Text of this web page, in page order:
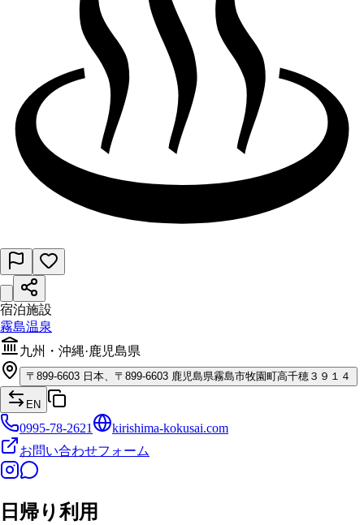
宿泊施設
霧島温泉
九州・沖縄·鹿児島県
〒 899-6603 日本、〒899-6603 鹿児島県霧島市牧園町高千穂３９１４
EN
0995-78-2621
kirishima-kokusai.com
お問い合わせフォーム
日帰り利用